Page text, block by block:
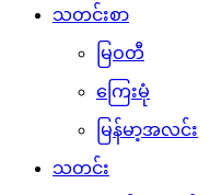
သတင်းစာ
မြဝတီ
ကြေးမုံ
မြန်မာ့အလင်း
သတင်း